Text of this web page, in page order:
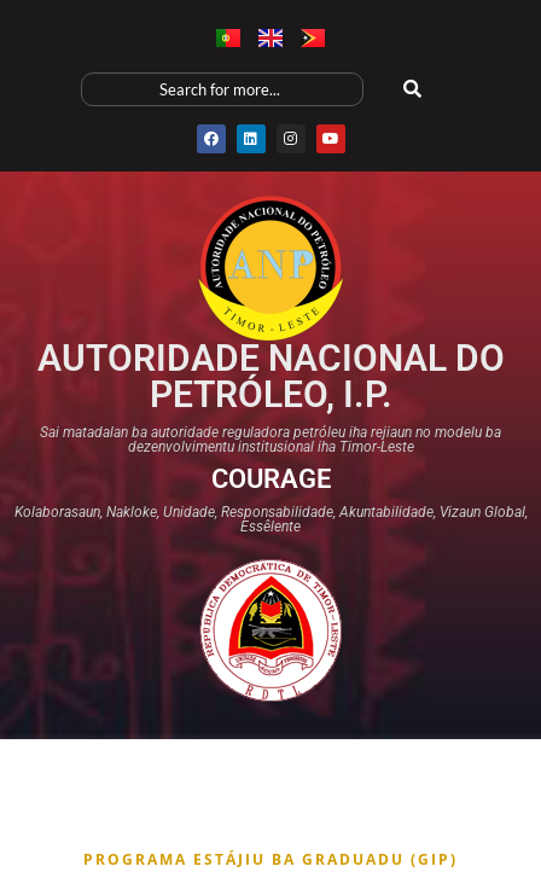
AUTORIDADE NACIONAL DO
PETRÓLEO, I.P.
Sai matadalan ba autoridade reguladora petróleu iha rejiaun no modelu ba
dezenvolvimentu institusional iha Timor-Leste
COURAGE
Kolaborasaun, Nakloke, Unidade, Responsabilidade, Akuntabilidade, Vizaun Global,
Essêlente
PROGRAMA ESTÁJIU BA GRADUADU (GIP)